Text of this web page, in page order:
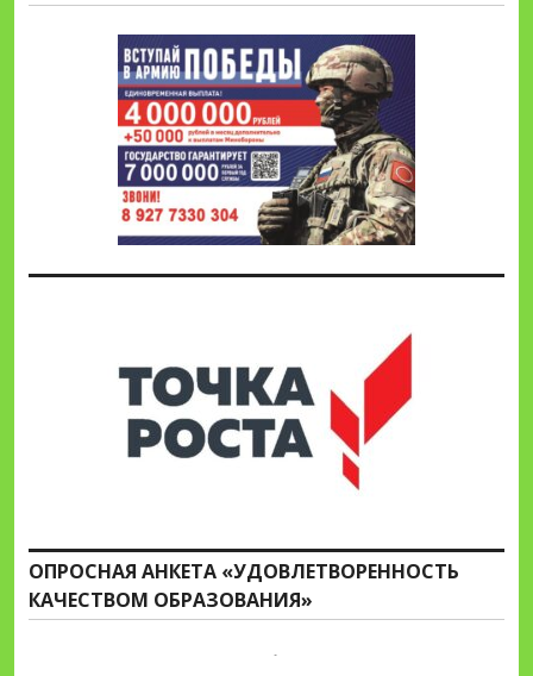
ОПРОСНАЯ АНКЕТА «УДОВЛЕТВОРЕННОСТЬ
КАЧЕСТВОМ ОБРАЗОВАНИЯ»